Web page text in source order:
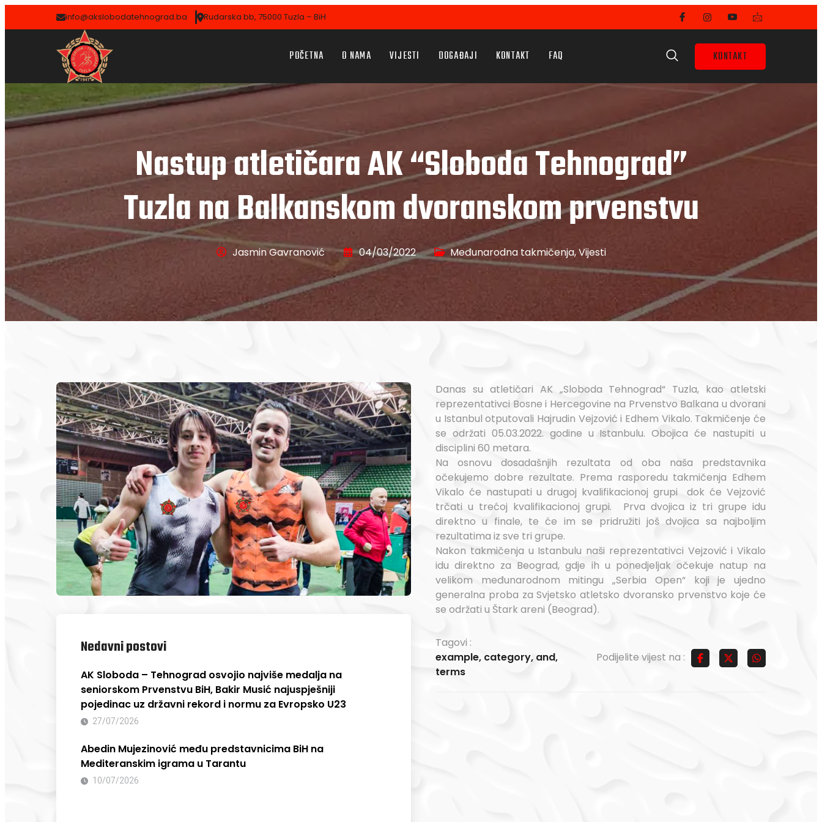
info@akslobodatehnograd.ba Rudarska bb, 75000 Tuzla – BiH
POČETNA O NAMA VIJESTI DOGAĐAJI KONTAKT FAQ KONTAKT
Nastup atletičara AK “Sloboda Tehnograd”
Tuzla na Balkanskom dvoranskom prvenstvu
Jasmin Gavranović 04/03/2022 Međunarodna takmičenja,Vijesti
Nedavni postovi
AK Sloboda – Tehnograd osvojio najviše medalja na
seniorskom Prvenstvu BiH, Bakir Musić najuspješniji
pojedinac uz državni rekord i normu za Evropsko U23
27/07/2026
Abedin Mujezinović među predstavnicima BiH na
Mediteranskim igrama u Tarantu
10/07/2026
Danas su atletičari AK „Sloboda Tehnograd“ Tuzla, kao atletski
reprezentativci Bosne i Hercegovine na Prvenstvo Balkana u dvorani
u Istanbul otputovali Hajrudin Vejzović i Edhem Vikalo. Takmičenje će
se održati 05.03.2022. godine u Istanbulu. Obojica će nastupiti u
disciplini 60 metara.
Na osnovu dosadašnjih rezultata od oba naša predstavnika
očekujemo dobre rezultate. Prema rasporedu takmičenja Edhem
Vikalo će nastupati u drugoj kvalifikacionoj grupi dok će Vejzović
trčati u trećoj kvalifikacionoj grupi. Prva dvojica iz tri grupe idu
direktno u finale, te će im se pridružiti još dvojica sa najboljim
rezultatima iz sve tri grupe.
Nakon takmičenja u Istanbulu naši reprezentativci Vejzović i Vikalo
idu direktno za Beograd, gdje ih u ponedjeljak očekuje natup na
velikom međunarodnom mitingu „Serbia Open“ koji je ujedno
generalna proba za Svjetsko atletsko dvoransko prvenstvo koje će
se održati u Štark areni (Beograd).
Tagovi :
example, category, and,
terms
Podijelite vijest na :